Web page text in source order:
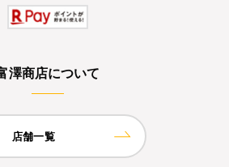
澤商店について
店舗一覧